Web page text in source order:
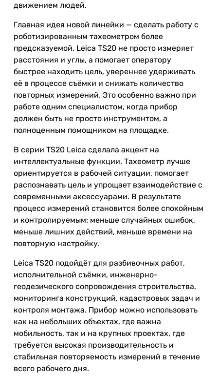
движением людей.
Главная идея новой линейки — сделать работу с
роботизированным тахеометром более
предсказуемой. Leica TS20 не просто измеряет
расстояния и углы, а помогает оператору
быстрее находить цель, увереннее удерживать
её в процессе съёмки и снижать количество
повторных измерений. Это особенно важно при
работе одним специалистом, когда прибор
должен быть не просто инструментом, а
полноценным помощником на площадке.
В серии TS20 Leica сделала акцент на
интеллектуальные функции. Тахеометр лучше
ориентируется в рабочей ситуации, помогает
распознавать цель и упрощает взаимодействие с
современными аксессуарами. В результате
процесс измерений становится более спокойным
и контролируемым: меньше случайных ошибок,
меньше лишних действий, меньше времени на
повторную настройку.
Leica TS20 подойдёт для разбивочных работ,
исполнительной съёмки, инженерно-
геодезического сопровождения строительства,
мониторинга конструкций, кадастровых задач и
контроля монтажа. Прибор можно использовать
как на небольших объектах, где важна
мобильность, так и на крупных проектах, где
требуется высокая производительность и
стабильная повторяемость измерений в течение
всего рабочего дня.